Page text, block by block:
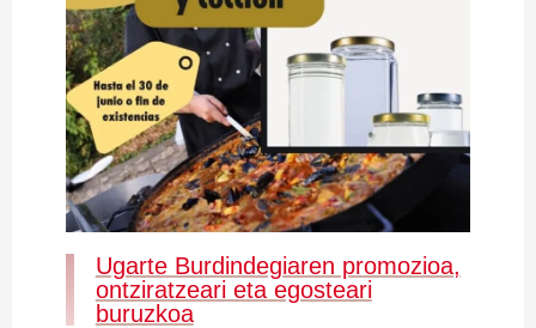
Ugarte Burdindegiaren promozioa,
ontziratzeari eta egosteari
buruzkoa